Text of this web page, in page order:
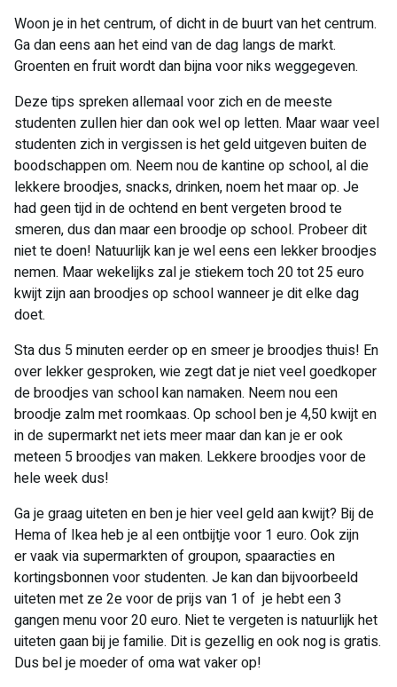
Woon je in het centrum, of dicht in de buurt van het centrum.
Ga dan eens aan het eind van de dag langs de markt.
Groenten en fruit wordt dan bijna voor niks weggegeven.
Deze tips spreken allemaal voor zich en de meeste
studenten zullen hier dan ook wel op letten. Maar waar veel
studenten zich in vergissen is het geld uitgeven buiten de
boodschappen om. Neem nou de kantine op school, al die
lekkere broodjes, snacks, drinken, noem het maar op. Je
had geen tijd in de ochtend en bent vergeten brood te
smeren, dus dan maar een broodje op school. Probeer dit
niet te doen! Natuurlijk kan je wel eens een lekker broodjes
nemen. Maar wekelijks zal je stiekem toch 20 tot 25 euro
kwijt zijn aan broodjes op school wanneer je dit elke dag
doet.
Sta dus 5 minuten eerder op en smeer je broodjes thuis! En
over lekker gesproken, wie zegt dat je niet veel goedkoper
de broodjes van school kan namaken. Neem nou een
broodje zalm met roomkaas. Op school ben je 4,50 kwijt en
in de supermarkt net iets meer maar dan kan je er ook
meteen 5 broodjes van maken. Lekkere broodjes voor de
hele week dus!
Ga je graag uiteten en ben je hier veel geld aan kwijt? Bij de
Hema of Ikea heb je al een ontbijtje voor 1 euro. Ook zijn
er vaak via supermarkten of groupon, spaaracties en
kortingsbonnen voor studenten. Je kan dan bijvoorbeeld
uiteten met ze 2e voor de prijs van 1 of je hebt een 3
gangen menu voor 20 euro. Niet te vergeten is natuurlijk het
uiteten gaan bij je familie. Dit is gezellig en ook nog is gratis.
Dus bel je moeder of oma wat vaker op!